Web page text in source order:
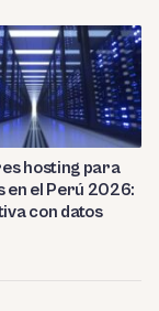
hosting para
en el Perú 2026:
con datos